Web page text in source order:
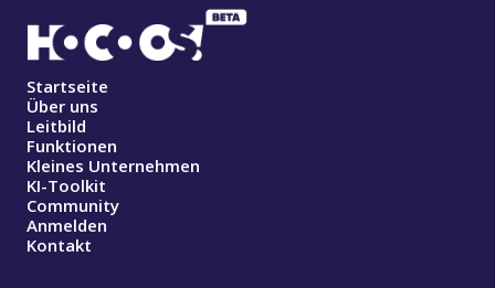
Startseite
Über uns
Leitbild
Funktionen
Kleines Unternehmen
KI-Toolkit
Community
Anmelden
Kontakt